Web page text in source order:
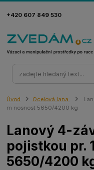
+420 607 849 530
Úvod Ocelová lana
m nosnost 5650/4200 kg
Lanový 4-
pojistkou pr.
5650/4200